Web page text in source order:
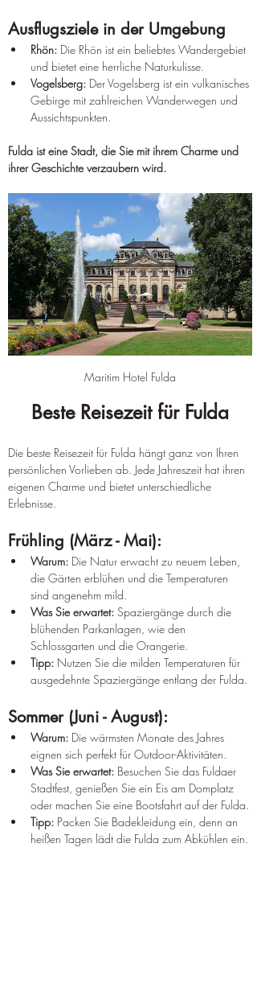
Ausflugsziele in der Umgebung
Rhön: Die Rhön ist ein beliebtes Wandergebiet
und bietet eine herrliche Naturkulisse.
Vogelsberg: Der Vogelsberg ist ein vulkanisches
Gebirge mit zahlreichen Wanderwegen und
Aussichtspunkten.
Fulda ist eine Stadt, die Sie mit ihrem Charme und
ihrer Geschichte verzaubern wird.
Maritim Hotel Fulda
Beste Reisezeit für Fulda
Die beste Reisezeit für Fulda hängt ganz von Ihren
persönlichen Vorlieben ab. Jede Jahreszeit hat ihren
eigenen Charme und bietet unterschiedliche
Erlebnisse.
Frühling (März - Mai):
Warum: Die Natur erwacht zu neuem Leben,
die Gärten erblühen und die Temperaturen
sind angenehm mild.
Was Sie erwartet: Spaziergänge durch die
blühenden Parkanlagen, wie den
Schlossgarten und die Orangerie.
Tipp: Nutzen Sie die milden Temperaturen für
ausgedehnte Spaziergänge entlang der Fulda.
Sommer (Juni - August):
Warum: Die wärmsten Monate des Jahres
eignen sich perfekt für Outdoor-Aktivitäten.
Was Sie erwartet: Besuchen Sie das Fuldaer
Stadtfest, genießen Sie ein Eis am Domplatz
oder machen Sie eine Bootsfahrt auf der Fulda.
Tipp: Packen Sie Badekleidung ein, denn an
heißen Tagen lädt die Fulda zum Abkühlen ein.